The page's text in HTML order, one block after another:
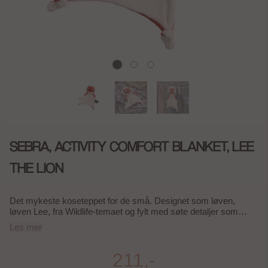
SEBRA, ACTIVITY COMFORT BLANKET, LEE
THE LION
Det mykeste koseteppet for de små. Designet som løven,
løven Lee, fra Wildlife-temaet og fylt med søte detaljer som
stimulerer barnets sanser. Det kosete teppet er laget av myk
velur, lodden plysj og ribbet fløyel for å stimulere barnets
når barnet klemmer det – en spennende detalj for nysgjerrige
Les mer
211,-